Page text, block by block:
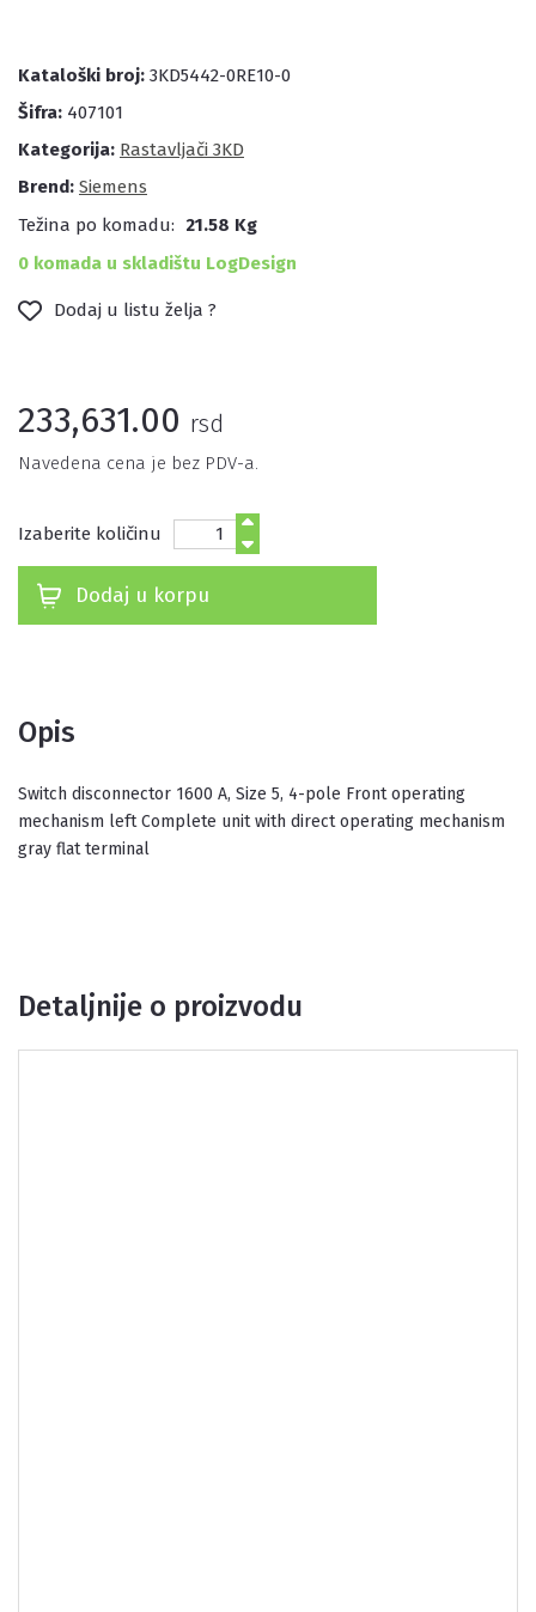
Kataloški broj: 3KD5442-0RE10-0
Šifra: 407101
Kategorija: Rastavljači 3KD
Brend: Siemens
Težina po komadu:
21.58 Kg
0 komada u skladištu LogDesign
Dodaj u listu želja ?
233,631.00 rsd
Navedena cena je bez PDV-a.
Izaberite količinu
Dodaj u korpu
Opis
Switch disconnector 1600 A, Size 5, 4-pole Front operating
mechanism left Complete unit with direct operating mechanism
gray flat terminal
Detaljnije o proizvodu